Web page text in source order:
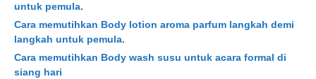
untuk pemula.
Cara memutihkan Body lotion aroma parfum langkah demi
langkah untuk pemula.
Cara memutihkan Body wash susu untuk acara formal di
siang hari